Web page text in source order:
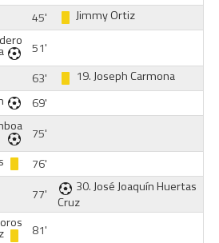
45'
Jimmy Ortiz
51'
63'
19.Joseph Carmona
69'
75'
76'
77'
30.José Joaquín Huertas
Cruz
81'